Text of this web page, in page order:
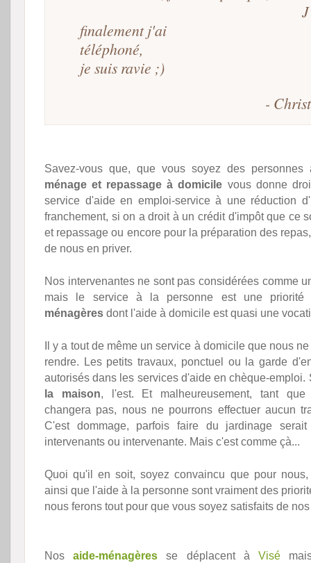
J'ai
finalement j'ai
téléphoné, A
je suis ravie ;)
-
Savez-vous que, que vous soyez des
ménage et repassage à domicile vous donne
service d'aide en emploi-service à une réduction
franchement, si on a droit à un crédit d'impôt que ce
et repassage ou encore pour la préparation des
de nous en priver.
Nos intervenantes ne sont pas considérées comme
mais le service à la personne est une
ménagères dont l'aide à domicile est quasi une
Il y a tout de même un service à domicile que nous
rendre. Les petits travaux, ponctuel ou la garde
autorisés dans les services d'aide en chèque-emploi.
la maison, l'est. Et malheureusement, tant
changera pas, nous ne pourrons effectuer aucun
C'est dommage, parfois faire du jardinage
intervenants ou intervenante. Mais c'est comme çà...
Quoi qu'il en soit, soyez convaincu que pour
ainsi que l'aide à la personne sont vraiment des
nous ferons tout pour que vous soyez satisfaits de
Nosaide-ménagères se déplacent àVisé